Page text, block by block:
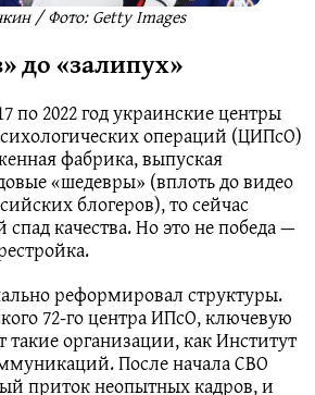
/ Фото: Getty Images
до «залипух»
по 2022 год украинские центры
операций (ЦИПсО)
фабрика, выпуская
«шедевры» (вплоть до видео
блогеров), то сейчас
качества. Но это не победа —
реформировал структуры.
72-го центра ИПсО, ключевую
такие организации, как Институт
После начала СВО
приток неопытных кадров, и